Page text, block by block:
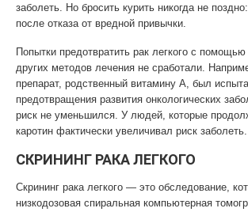
заболеть. Но бросить курить никогда не
после отказа от вредной привычки.
Попытки предотвратить рак легкого с
других методов лечения не сработали.
препарат, родственный витамину А, был
предотвращения развития онкологических
риск не уменьшился. У людей, которые
каротин фактически увеличивал риск заболеть.
СКРИНИНГ РАКА ЛЕГКОГО
Скрининг рака легкого — это обследование,
низкодозовая спиральная компьютерная